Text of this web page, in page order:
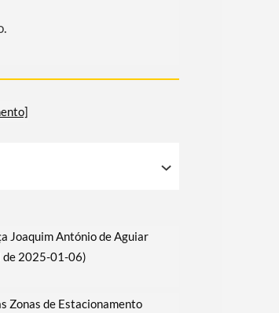
Joaquim António de Aguiar
de 2025-01-06)
Zonas de Estacionamento